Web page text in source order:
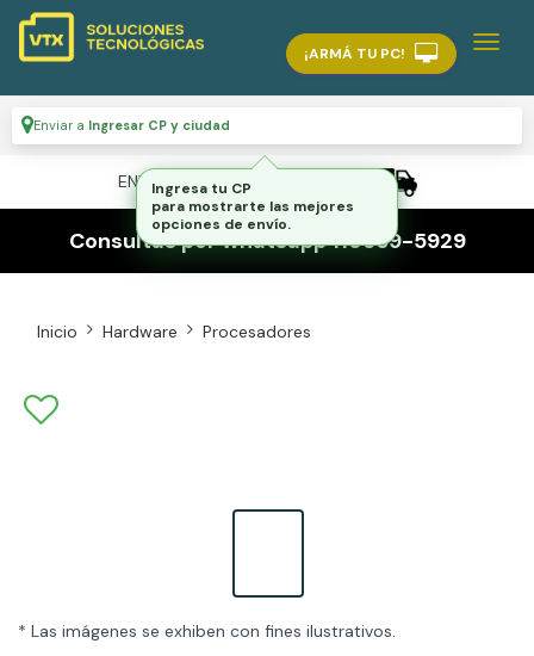
¡ARMÁ TU PC!
Enviar a Ingresar CP y ciudad
ENVÍO GRATIS A TODO EL PAÍS
Consultas por whatsapp 116559-5929
Inicio Hardware Procesadores
* Las imágenes se exhiben con fines ilustrativos.
Ingresa tu CP
para mostrarte las mejores
opciones de envío.